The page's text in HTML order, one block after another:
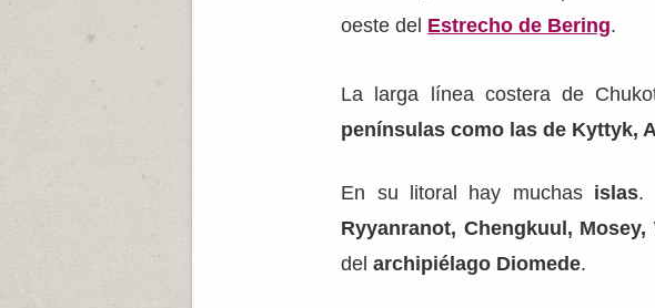
oeste del Estrecho de Bering.
La larga línea costera de
penínsulas como las de Kyttyk,
En su litoral hay muchas islas.
Ryyanranot, Chengkuul,
delarchipiélago Diomede.